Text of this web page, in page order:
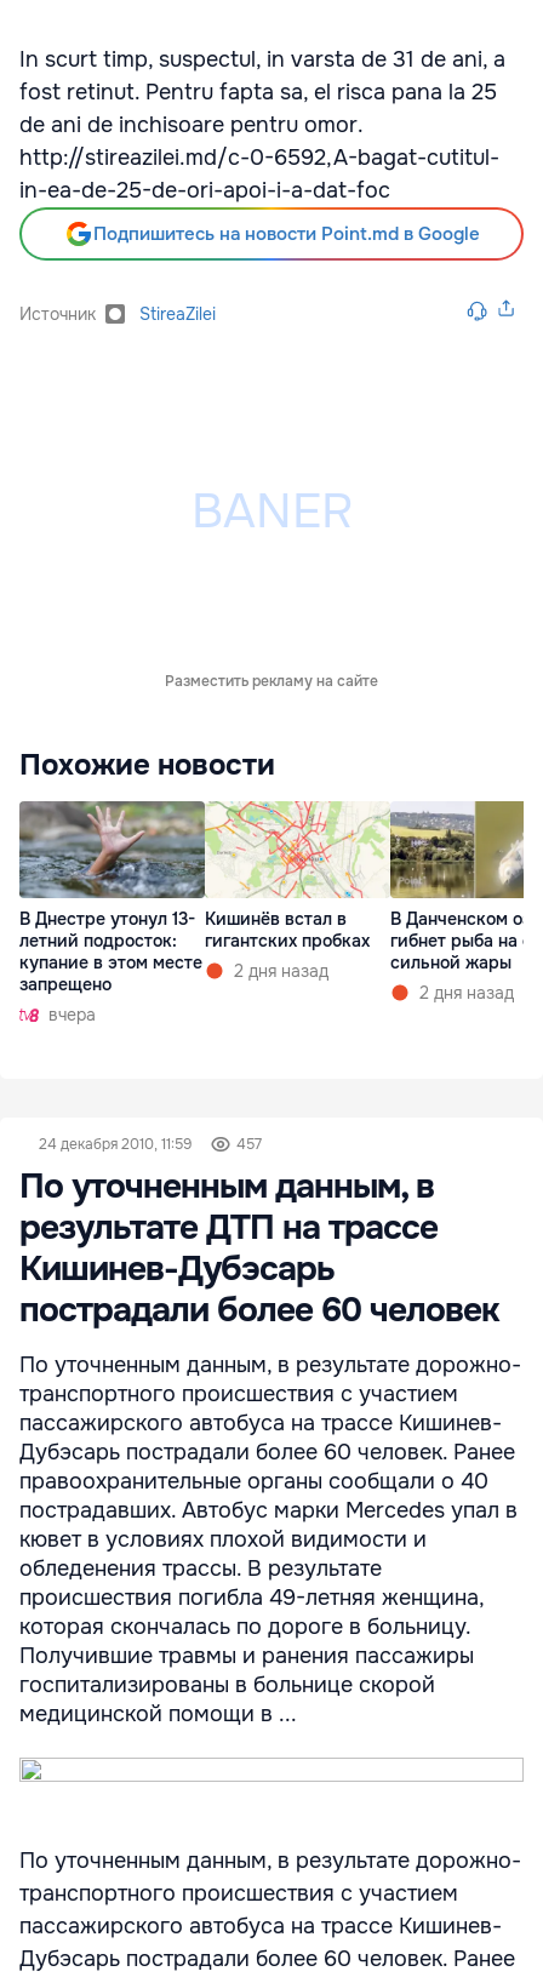
In scurt timp, suspectul, in varsta de 31 de ani, a
fost retinut. Pentru fapta sa, el risca pana la 25
de ani de inchisoare pentru omor.
http://stireazilei.md/c-0-6592,A-bagat-cutitul-
in-ea-de-25-de-ori-apoi-i-a-dat-foc
Подпишитесь на новости Point.md в Google
Источник StireaZilei
Разместить рекламу на сайте
Похожие новости
В Днестре утонул 13-
летний подросток:
купание в этом месте
запрещено
вчера
Кишинёв встал в
гигантских пробках
2 дня назад
В Данченском
гибнет рыба на
сильной жары
2 дня назад
24 декабря 2010, 11:59 457
По уточненным данным, в
результате ДТП на трассе
Кишинев-Дубэсарь
пострадали более 60 человек
По уточненным данным, в результате дорожно-
транспортного происшествия с участием
пассажирского автобуса на трассе Кишинев-
Дубэсарь пострадали более 60 человек. Ранее
правоохранительные органы сообщали о 40
пострадавших. Автобус марки Mercedes упал в
кювет в условиях плохой видимости и
обледенения трассы. В результате
происшествия погибла 49-летняя женщина,
которая скончалась по дороге в больницу.
Получившие травмы и ранения пассажиры
госпитализированы в больнице скорой
медицинской помощи в ...
По уточненным данным, в результате дорожно-
транспортного происшествия с участием
пассажирского автобуса на трассе Кишинев-
Дубэсарь пострадали более 60 человек. Ранее